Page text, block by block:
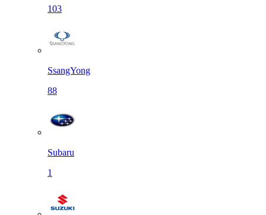
103
SsangYong
88
Subaru
1